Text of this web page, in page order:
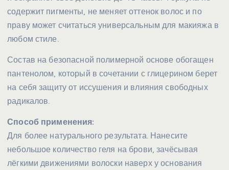
содержит пигменты, не меняет оттенок волос и по
праву может считаться универсальным для макияжа в
любом стиле.
Состав на безопасной полимерной основе обогащен
пантенолом, который в сочетании с глицерином берет
на себя защиту от иссушения и влияния свободных
радикалов.
Способ применения:
Для более натурального результата. Нанесите
небольшое количество геля на брови, зачёсывая
лёгкими движениями волоски наверх у основания